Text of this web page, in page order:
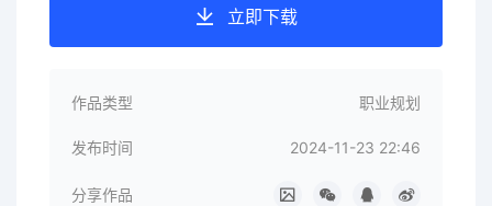
立即下载
作品类型 职业规划
发布时间 2024-11-23 22:46
分享作品